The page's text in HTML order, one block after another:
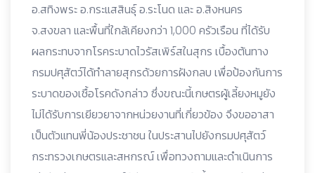
อ.สทิงพระ อ.กระแสสินธุ์ อ.ระโนด และ อ.สิงหนคร
จ.สงขลา และพื้นที่ใกล้เคียงกว่า 1,000 ครัวเรือน ที่ได้รับ
ผลกระทบจากโรคระบาดไวรัสเพิร์สในสุกร เบื้องต้นทาง
กรมปศุสัตว์ได้ทำลายสุกรด้วยการฝังกลบ เพื่อป้องกันการ
ระบาดของเชื้อโรคดังกล่าว ซึ่งขณะนี้เกษตรผู้เลี้ยงหมูยัง
ไม่ได้รับการเยียวยาจากหน่วยงานที่เกี่ยวข้อง จึงขออาสา
เป็นตัวแทนพี่น้องประชาชน ในประสานไปยังกรมปศุสัตว์
กระทรวงเกษตรและสหกรณ์ เพื่อทวงถามและดำเนินการ